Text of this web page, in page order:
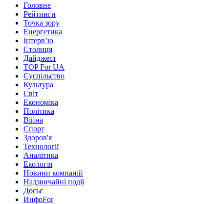
Головне
Рейтинги
Точка зору
Енергетика
Інтерв’ю
Столиця
Дайджест
TOP For UA
Суспiльство
Культура
Світ
Економіка
Політика
Війна
Спорт
Здоров'я
Технології
Аналітика
Екологія
Новини компаній
Надзвичайні події
Досьє
ИнфоFor